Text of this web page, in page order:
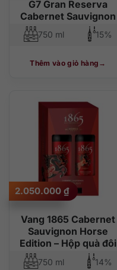
G7 Gran Reserva
Cabernet Sauvignon
750 ml 15%
Thêm vào giỏ hàng
Vang 1865 Cabernet
Sauvignon Horse
Edition – Hộp quà đôi
2.050.000 ₫
750 ml 14%